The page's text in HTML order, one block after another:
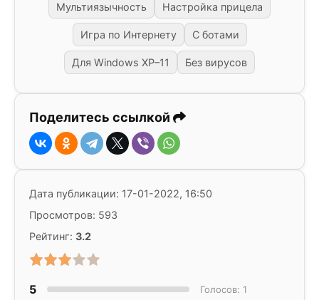
Мультиязычность Настройка прицела
Игра по Интернету С ботами
Для Windows XP–11 Без вирусов
Поделитесь ссылкой
Дата публикации: 17-01-2022, 16:50
Просмотров: 593
Рейтинг: 3.2
5 Голосов: 1